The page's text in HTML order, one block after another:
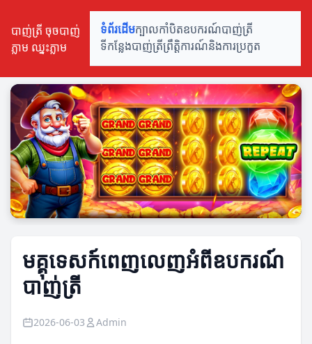
បាញ់ត្រី ចុចបាញ់
ភ្លាម ឈ្នះភ្លាម
ទំព័រដើមក្បាលកាំបិតឧបករណ៍បាញ់ត្រី
ទីកន្លែងបាញ់ត្រីព្រឹត្តិការណ៍និងការប្រកួត
មគ្គុទេសក៍ពេញលេញអំពីឧបករណ៍
បាញ់ត្រី
2026-06-03 Admin